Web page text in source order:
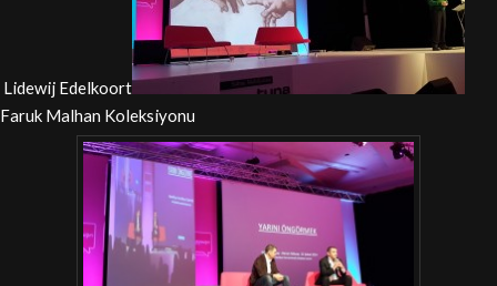
Lidewij Edelkoort
Faruk Malhan Koleksiyonu